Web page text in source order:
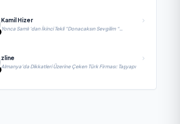
Kamil Hizer
Yonca Samlı ‘dan İkinci Tekli “Donacaksın Sevgilim “
yayımlandı
zline
Almanya’da Dikkatleri Üzerine Çeken Türk Firması: Taşyapı